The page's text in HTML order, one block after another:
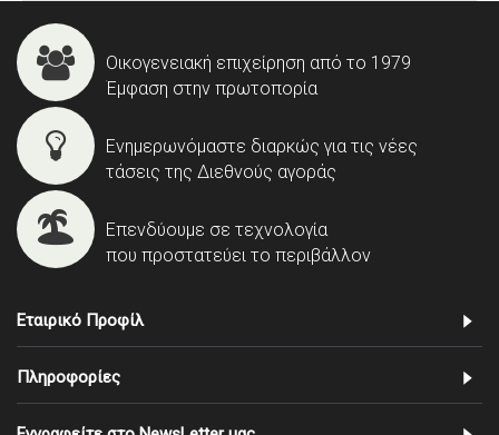
Οικογενειακή επιχείρηση από το 1979
Έμφαση στην πρωτοπορία
Ενημερωνόμαστε διαρκώς για τις νέες
τάσεις της Διεθνούς αγοράς
Επενδύουμε σε τεχνολογία
που προστατεύει το περιβάλλον
Εταιρικό Προφίλ
Πληροφορίες